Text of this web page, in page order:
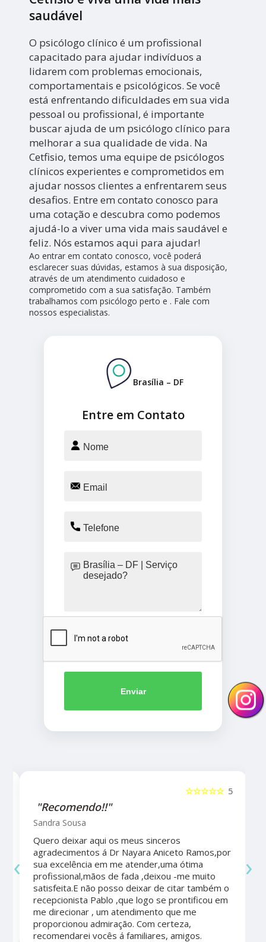
saudável
O psicólogo clínico é um profissional
capacitado para ajudar indivíduos a
lidarem com problemas emocionais,
comportamentais e psicológicos. Se você
está enfrentando dificuldades em sua vida
pessoal ou profissional, é importante
buscar ajuda de um psicólogo clínico para
melhorar a sua qualidade de vida. Na
Cetfisio, temos uma equipe de psicólogos
clínicos experientes e comprometidos em
ajudar nossos clientes a enfrentarem seus
desafios. Entre em contato conosco para
uma cotação e descubra como podemos
ajudá-lo a viver uma vida mais saudável e
feliz. Nós estamos aqui para ajudar!
Ao entrar em contato conosco, você poderá
esclarecer suas dúvidas, estamos à sua disposição,
através de um atendimento cuidadoso e
comprometido com a sua satisfação. Também
trabalhamos com psicólogo perto e . Fale com
nossos especialistas.
Entre em Contato
Brasília – DF
Enviar
5
☆☆☆☆☆
"Recomendo!!"
Sandra Sousa
Quero deixar aqui os meus sinceros
agradecimentos á Dr Nayara Aniceto Ramos,por
sua excelência em me atender,uma ótima
profissional,mãos de fada ,deixou -me muito
satisfeita.E não posso deixar de citar também o
recepcionista Pablo ,que logo se prontificou em
me direcionar , um atendimento que me
proporcionou admiração. Com certeza,
recomendarei vocês á familiares, amigos.
‹ ›